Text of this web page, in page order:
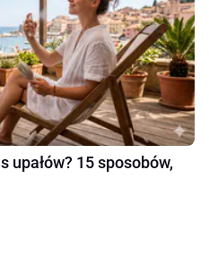
upałów? 15 sposobów,